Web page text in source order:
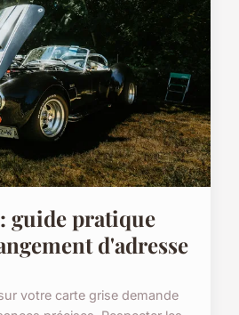
guide pratique
d'adresse
votre carte grise demande